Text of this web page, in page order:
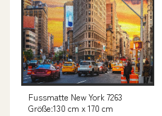
Fussmatte New York 7263
Größe:130 cm x 170 cm